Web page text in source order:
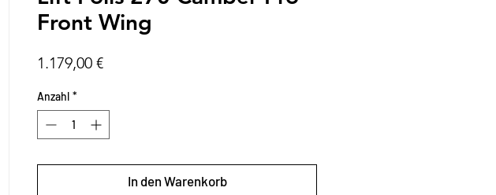
Front Wing
1.179,00 €Preis
Anzahl *
In den Warenkorb